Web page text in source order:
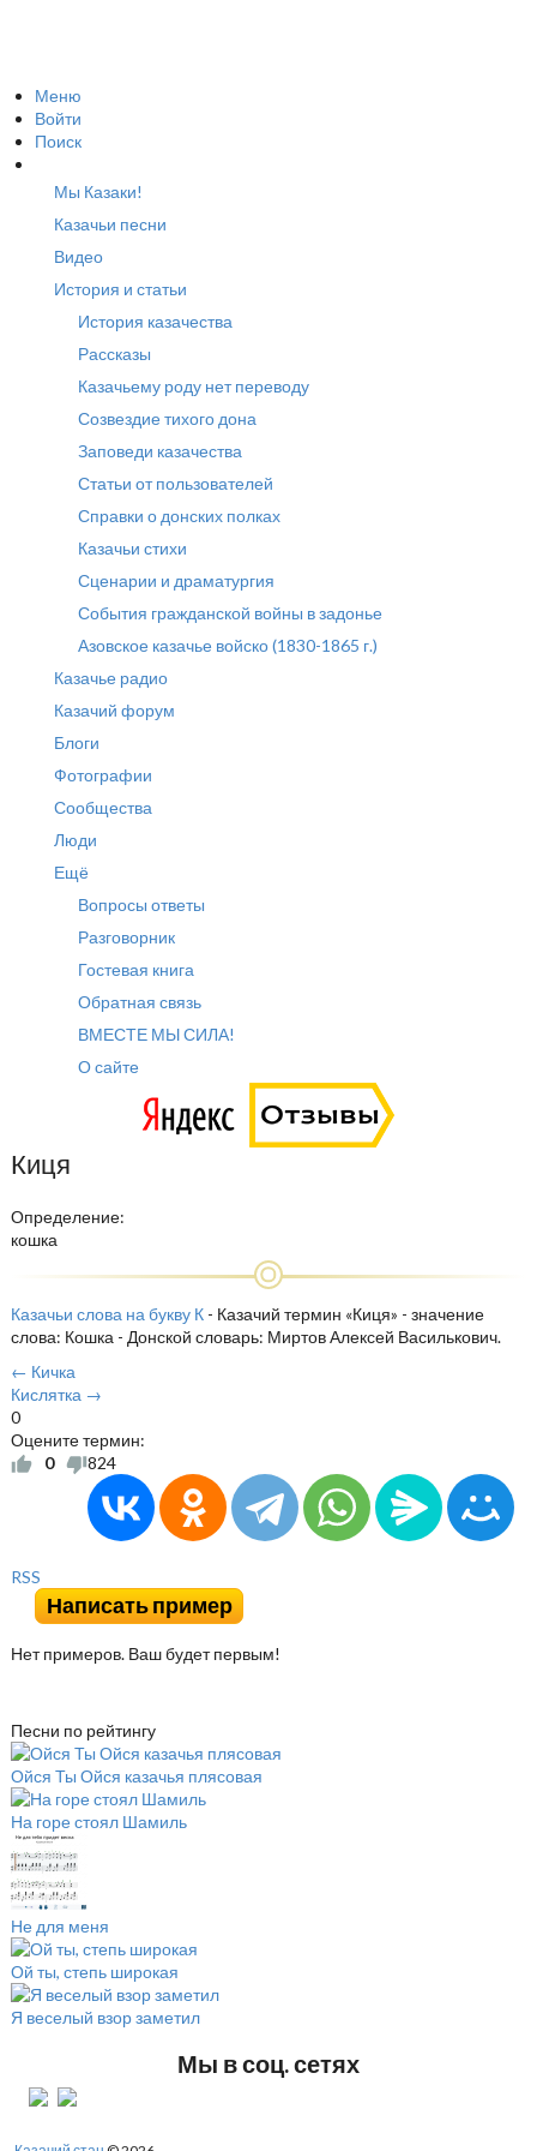
Меню
Войти
Поиск
Мы Казаки!
Казачьи песни
Видео
История и статьи
История казачества
Рассказы
Казачьему роду нет переводу
Созвездие тихого дона
Заповеди казачества
Статьи от пользователей
Справки о донских полках
Казачьи стихи
Сценарии и драматургия
События гражданской войны в задонье
Азовское казачье войско (1830-1865 г.)
Казачье радио
Казачий форум
Блоги
Фотографии
Сообщества
Люди
Ещё
Вопросы ответы
Разговорник
Гостевая книга
Обратная связь
ВМЕСТЕ МЫ СИЛА!
О сайте
Киця
Определение:
кошка
Казачьи слова на букву К- Казачий термин «Киця» - значение
слова: Кошка - Донской словарь: Миртов Алексей Василькович.
← Кичка
Кислятка →
0
Оцените термин:
0
824
RSS
Написать пример
Нет примеров. Ваш будет первым!
Песни по рейтингу
Ойся Ты Ойся казачья плясовая
На горе стоял Шамиль
Не для меня
Ой ты, степь широкая
Я веселый взор заметил
Мы в соц. сетях